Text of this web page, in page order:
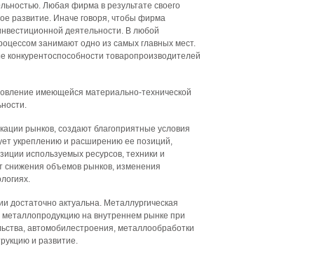
Любая фирма в результате своего
развитие. Иначе говоря, чтобы фирма
деятельности. В любой
занимают одно из самых главных мест.
товаропроизводителей
имеющейся материально-технической
рынков, создают благоприятные условия
укреплению и расширению ее позиций,
используемых ресурсов, техники и
снижения объемов рынков, изменения
достаточно актуальна. Металлургическая
на внутреннем рынке при
автомобилестроения, металлообработки
и развитие.